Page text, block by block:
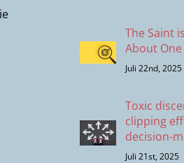
The Saint
About
Juli 22nd, 2025
Toxic
clipping
decision-
Juli 21st, 2025